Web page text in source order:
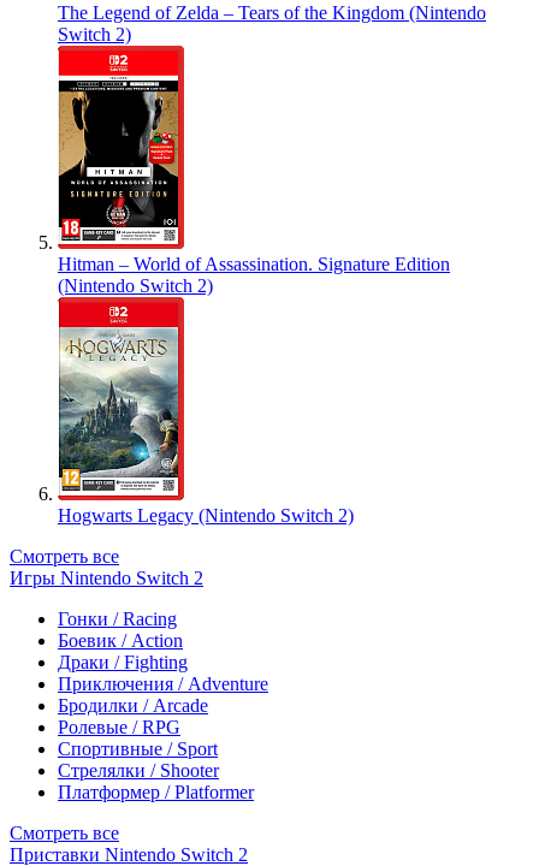
The Legend of Zelda – Tears of the Kingdom (Nintendo
Switch 2)
Hitman – World of Assassination. Signature Edition
(Nintendo Switch 2)
Hogwarts Legacy (Nintendo Switch 2)
Смотреть все
Игры Nintendo Switch 2
Гонки / Racing
Боевик / Action
Драки / Fighting
Приключения / Adventure
Бродилки / Arcade
Ролевые / RPG
Спортивные / Sport
Стрелялки / Shooter
Платформер / Platformer
Смотреть все
Приставки Nintendo Switch 2